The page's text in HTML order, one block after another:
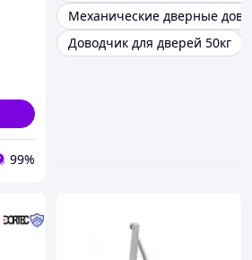
99%
Механические дверные
Доводчик для дверей 50кг